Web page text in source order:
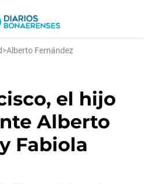
>Alberto Fernández
el hijo
Alberto
Fabiola